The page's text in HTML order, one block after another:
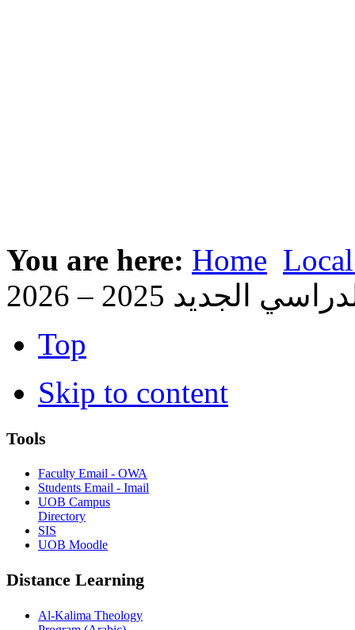
You are here: Home
الجديد 2025 – 2026
Top
Skip to content
Tools
Faculty Email - OWA
Students Email - Imail
UOB Campus
Directory
SIS
UOB Moodle
Distance Learning
Al-Kalima Theology